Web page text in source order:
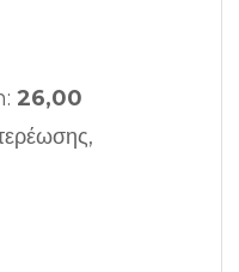
26,00